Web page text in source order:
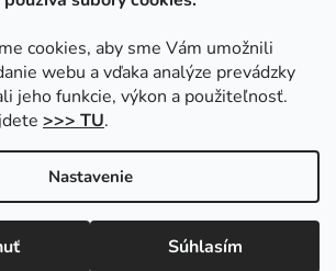
cookies, aby sme Vám umožnili
webu a vďaka analýze prevádzky
jeho funkcie, výkon a použiteľnosť.
>>> TU.
Nastavenie
Súhlasím
Hracky.sk
. Všetky práva vyhradené.